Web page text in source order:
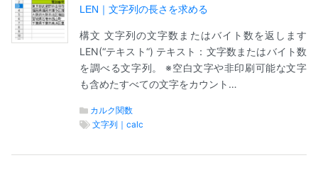
LEN｜文字列の長さを求める
構文 文字列の文字数またはバイト数を返します
LEN(“テキスト“) テキスト：文字数またはバイト数
を調べる文字列。 ※空白文字や非印刷可能な文字
も含めたすべての文字をカウント…
カルク関数
文字列｜calc